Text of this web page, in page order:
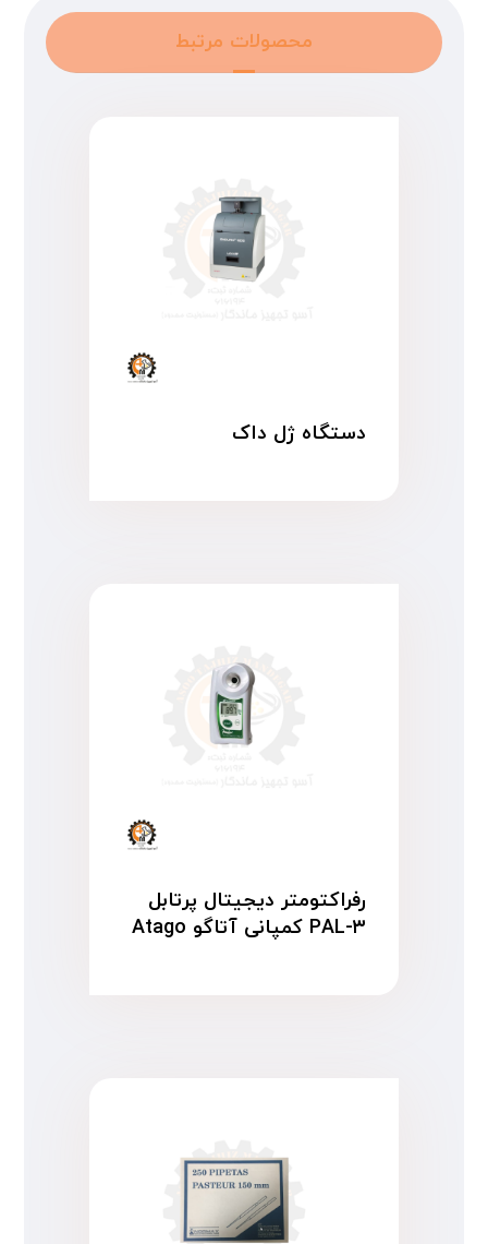
محصولات مرتبط
دستگاه ژل داک
رفراکتومتر دیجیتال پرتابل
PAL-۳ کمپانی آتاگو Atago